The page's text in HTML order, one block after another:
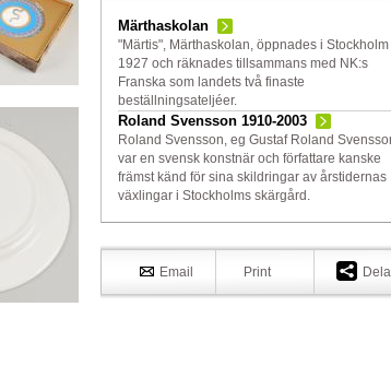
Märthaskolan
"Märtis", Märthaskolan, öppnades i Stockholm
1927 och räknades tillsammans med NK:s
Franska som landets två finaste
beställningsateljéer.
Roland Svensson 1910-2003
Roland Svensson, eg Gustaf Roland
var en svensk konstnär och författare kanske
främst känd för sina skildringar av årstidernas
växlingar i Stockholms skärgård.
Email Print Dela